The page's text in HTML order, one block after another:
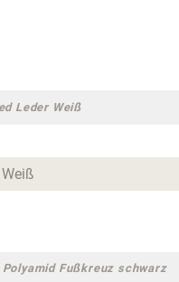
Leder Weiß
Polyamid Fußkreuz schwarz